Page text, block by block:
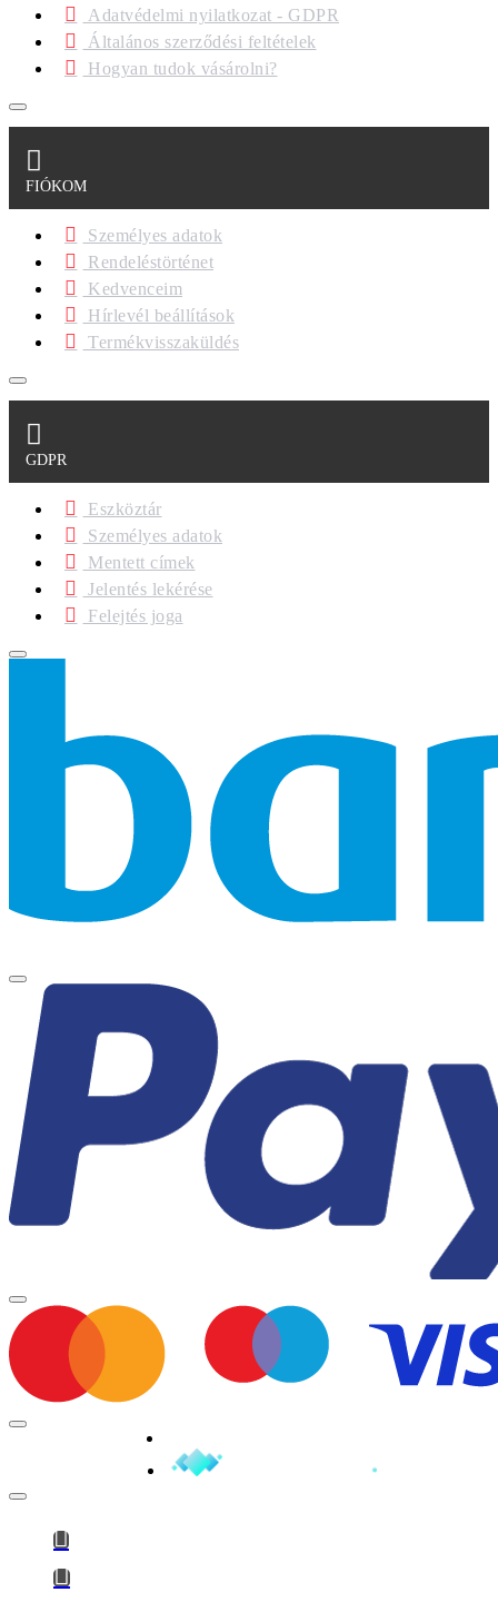
Adatvédelmi nyilatkozat - GDPR
Általános szerződési feltételek
Hogyan tudok vásárolni?
FIÓKOM
Személyes adatok
Rendeléstörténet
Kedvenceim
Hírlevél beállítások
Termékvisszaküldés
GDPR
Eszköztár
Személyes adatok
Mentett címek
Jelentés lekérése
Felejtés joga